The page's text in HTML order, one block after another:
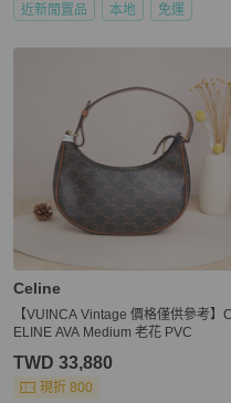
近新閒置品 本地 免運
Celine
【VUINCA Vintage 價格僅供參考】C
ELINE AVA Medium 老花 PVC
TWD 33,880
現折 800